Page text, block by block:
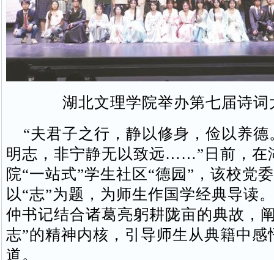
湖北文理学院举办第七届诗词
“夫君子之行，静以修身，俭以养德
明志，非宁静无以致远……”日前，在
院“一站式”学生社区“德园”，该校党
以“志”为题，为师生作国学经典导读
仲书记结合诸葛亮躬耕陇亩的典故，
志”的精神内核，引导师生从典籍中感
道。